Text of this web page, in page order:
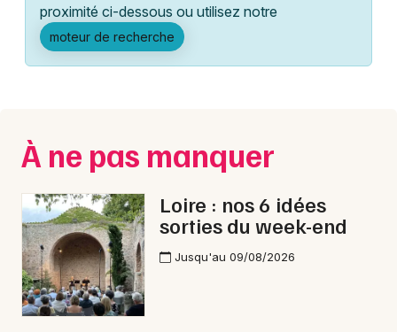
Activité & Expérience
Manifestations
Spectacles
Concerts
Sports
Soirées
Sorties famille
Lyon
Marseille
Nantes
Nice
Paris
Strasbourg
Toulouse
proximité ci-dessous ou utilisez notre
moteur de recherche
À ne pas manquer
Loire : nos 6 idées
sorties du week-end
Jusqu'au 09/08/2026